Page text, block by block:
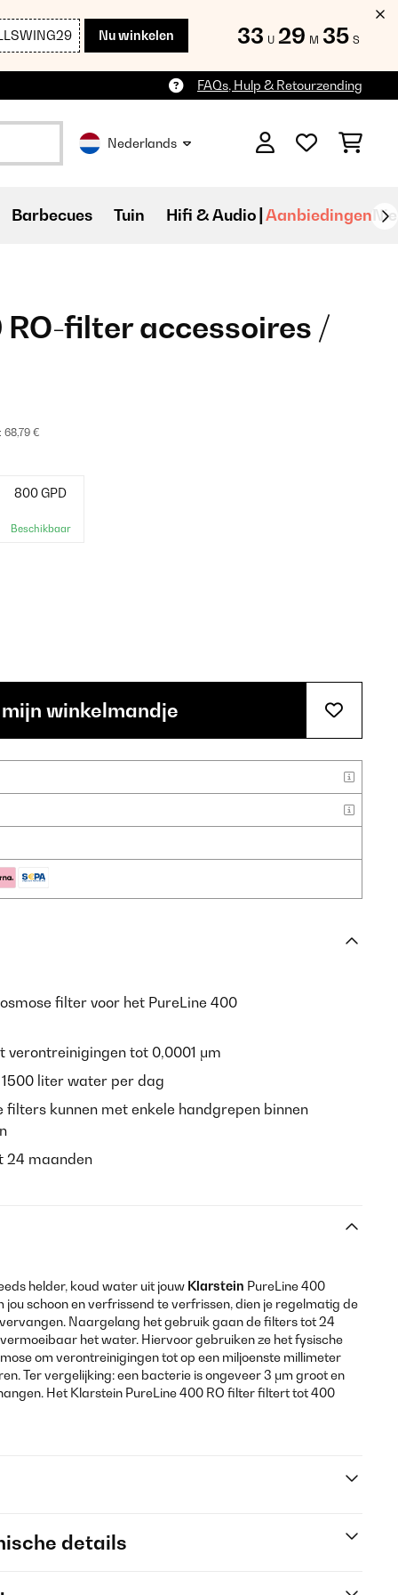
Nu winkelen 33 U 29 M 33 S
FAQs, Hulp & Retourzending
Nederlands
Barbecues Tuin Hifi & Audio Aanbiedingen
RO-filter accessoires /
68,79 €
800 GPD
Beschikbaar
winkelmandje
filter voor het PureLine 400
verontreinigingen tot 0,0001 μm
liter water per dag
filters kunnen met enkele handgrepen binnen
24 maanden
helder, koud water uit jouw Klarstein PureLine 400
jou schoon en verfrissend te verfrissen, dien je regelmatig de
Naargelang het gebruik gaan de filters tot 24
het water. Hiervoor gebruiken ze het fysische
om verontreinigingen tot op een miljoenste millimeter
Ter vergelijking: een bacterie is ongeveer 3 μm groot en
Het Klarstein PureLine 400 RO filter filtert tot 400
details